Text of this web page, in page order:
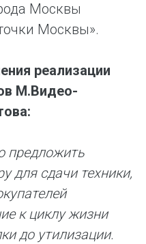
Москвы
Москвы».
реализации
М.Видео-
предложить
для сдачи техники,
к циклу жизни
до утилизации.